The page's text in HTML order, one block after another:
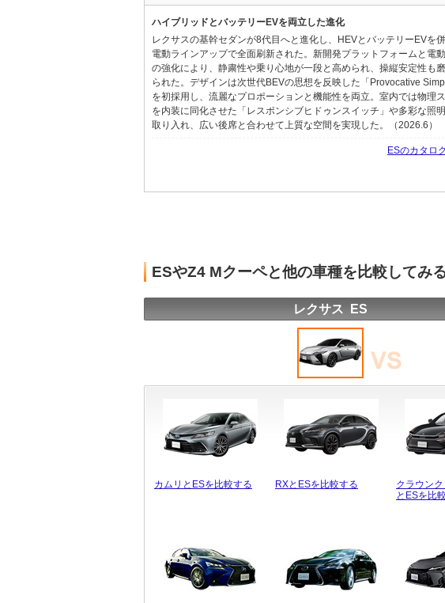
ハイブリッドとバッテリーEVを両立した進化
レクサスの基幹セダンが8代目へと進化し、HEVとバッテリーEVを
電動ラインアップで全面刷新された。新開発プラットフォームと電
の強化により、静粛性や乗り心地が一段と高められ、操縦安定性も
られた。デザインは次世代BEVの思想を反映した「Provocative
を初採用し、流麗なプロポーションと機能性を両立。室内では物理
を内装に同化させた「レスポンシブヒドゥンスイッチ」や多彩な照
取り入れ、広い後席と合わせて上質な空間を実現した。（2026.6）
ESのカタロ
ESやZ4 Mクーペと他の車種を比較してみ
レクサス ES
カムリとESを比較する RXとESを比較する
クラウン
とESを比